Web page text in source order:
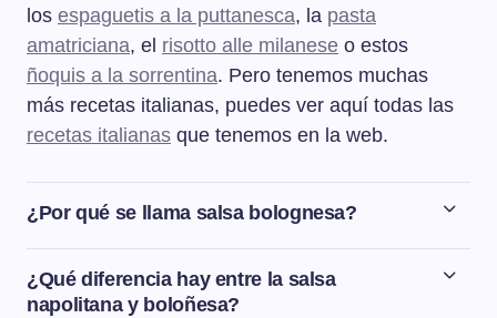
los espaguetis a la puttanesca, la pasta
amatriciana, el risotto alle milanese o estos
ñoquis a la sorrentina. Pero tenemos muchas
más recetas italianas, puedes ver aquí todas las
recetas italianas que tenemos en la web.
¿Por qué se llama salsa bolognesa?
El nombre bolognesa viene de la ciudad de Bolonia, en
Italia. En italiano, el nombre de la salsa boloñesa es
ragù bolognese. Ragù viene del francés ragoût, que
¿Qué diferencia hay entre la salsa
napolitana y boloñesa?